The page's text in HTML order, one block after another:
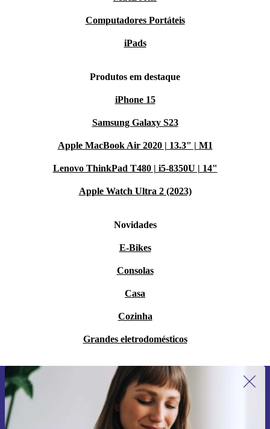
Computadores Portáteis
iPads
Produtos em destaque
iPhone 15
Samsung Galaxy S23
Apple MacBook Air 2020 | 13.3" | M1
Lenovo ThinkPad T480 | i5-8350U | 14"
Apple Watch Ultra 2 (2023)
Novidades
E-Bikes
Consolas
Casa
Cozinha
Grandes eletrodomésticos
Subscreve a nossa newsletter pela
primeira vez e poupa 15€!
Não percas mais nenhuma oferta.